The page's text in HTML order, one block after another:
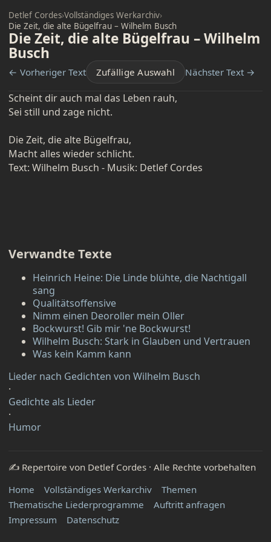
Detlef Cordes›Vollständiges Werkarchiv›
Die Zeit, die alte Bügelfrau – Wilhelm Busch
Die Zeit, die alte Bügelfrau – Wilhelm
Busch
← Vorheriger Text Zufällige Auswahl Nächster Text →
Scheint dir auch mal das Leben rauh,
Sei still und zage nicht.
Die Zeit, die alte Bügelfrau,
Macht alles wieder schlicht.
Text: Wilhelm Busch - Musik: Detlef Cordes
Verwandte Texte
Heinrich Heine: Die Linde blühte, die Nachtigall
sang
Qualitätsoffensive
Nimm einen Deoroller mein Oller
Bockwurst! Gib mir 'ne Bockwurst!
Wilhelm Busch: Stark in Glauben und Vertrauen
Was kein Kamm kann
Lieder nach Gedichten von Wilhelm Busch
·
Gedichte als Lieder
·
Humor
✍️ Repertoire von Detlef Cordes · Alle Rechte vorbehalten
Home
Vollständiges Werkarchiv
Themen
Thematische Liederprogramme
Auftritt anfragen
Impressum
Datenschutz